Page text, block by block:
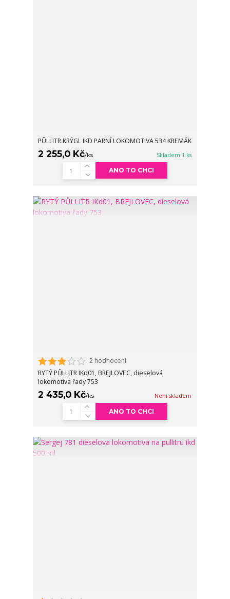
PŮLLITR KRÝGL IKD PARNÍ LOKOMOTIVA 534 KREMÁK
2 255,0 Kč/ks Skladem 1 ks
ANO TO CHCI
2 hodnocení
RYTÝ PŮLLITR IKd01, BREJLOVEC, dieselová
lokomotiva řady 753
2 435,0 Kč/ks Není skladem
ANO TO CHCI